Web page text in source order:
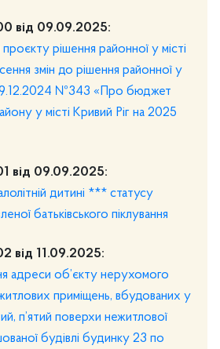
від 09.09.2025:
рішення районної у місті
змін до рішення районної у
19.12.2024 №343 «Про бюджет
у місті Кривий Ріг на 2025
від 09.09.2025:
дитині *** статусу
батьківського піклування
від 11.09.2025:
адреси об’єкту нерухомого
приміщень, вбудованих у
п’ятий поверхи нежитлової
будівлі будинку 23 по